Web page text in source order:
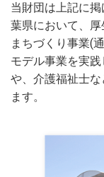
当財団は上記に
葉県において、
まちづくり事業(
モデル事業を実
や、介護福祉士
ます。